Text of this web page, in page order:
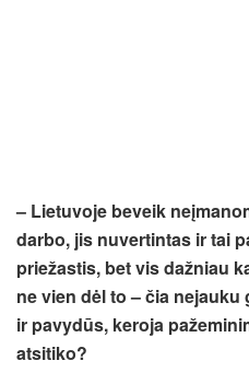
– Lietuvoje beveik
darbo, jis nuvertintas ir tai
priežastis, bet vis dažniau
ne vien dėl to – čia
ir pavydūs, keroja
atsitiko?